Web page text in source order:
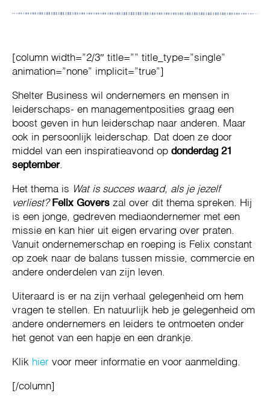
[column width=”2/3″ title=”” title_type=”single”
animation=”none” implicit=”true”]
Shelter Business wil ondernemers en mensen in
leiderschaps- en managementposities graag een
boost geven in hun leiderschap naar anderen. Maar
ook in persoonlijk leiderschap. Dat doen ze door
middel van een inspiratieavond op donderdag 21
september.
Het thema is Wat is succes waard, als je jezelf
verliest? Felix Govers zal over dit thema spreken. Hij
is een jonge, gedreven mediaondernemer met een
missie en kan hier uit eigen ervaring over praten.
Vanuit ondernemerschap en roeping is Felix constant
op zoek naar de balans tussen missie, commercie en
andere onderdelen van zijn leven.
Uiteraard is er na zijn verhaal gelegenheid om hem
vragen te stellen. En natuurlijk heb je gelegenheid om
andere ondernemers en leiders te ontmoeten onder
het genot van een hapje en een drankje.
Klik hier voor meer informatie en voor aanmelding.
[/column]